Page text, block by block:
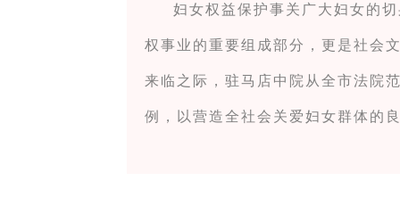
妇女权益保护事关广大妇女的
权事业的重要组成部分，更是社会
来临之际，驻马店中院从全市法院
例，以营造全社会关爱妇女群体的